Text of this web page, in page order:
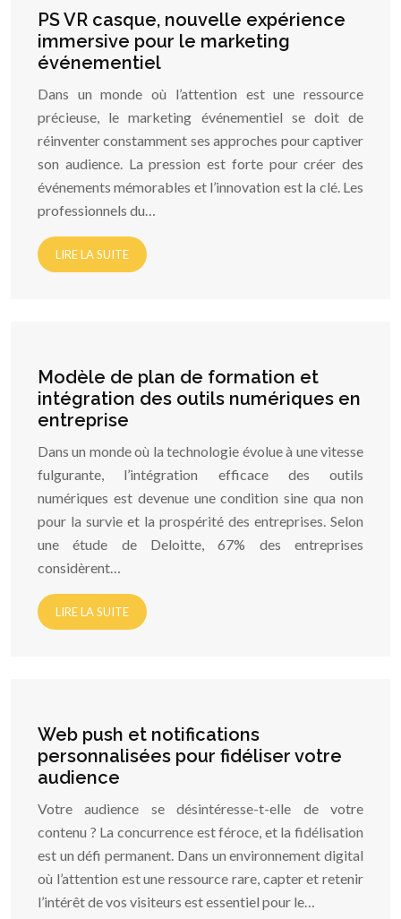
PS VR casque, nouvelle expérience
immersive pour le marketing
événementiel
Dans un monde où l’attention est une ressource
précieuse, le marketing événementiel se doit de
réinventer constamment ses approches pour captiver
son audience. La pression est forte pour créer des
événements mémorables et l’innovation est la clé. Les
professionnels du…
LIRE LA SUITE
Modèle de plan de formation et
intégration des outils numériques en
entreprise
Dans un monde où la technologie évolue à une vitesse
fulgurante, l’intégration efficace des outils
numériques est devenue une condition sine qua non
pour la survie et la prospérité des entreprises. Selon
une étude de Deloitte, 67% des entreprises
considèrent…
LIRE LA SUITE
Web push et notifications
personnalisées pour fidéliser votre
audience
Votre audience se désintéresse-t-elle de votre
contenu ? La concurrence est féroce, et la fidélisation
est un défi permanent. Dans un environnement digital
où l’attention est une ressource rare, capter et retenir
l’intérêt de vos visiteurs est essentiel pour le…